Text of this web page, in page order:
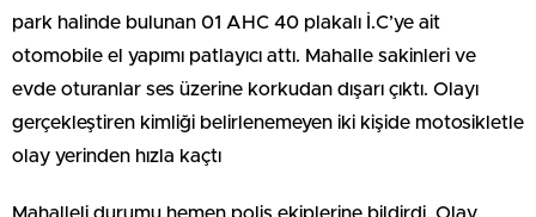
park halinde bulunan 01 AHC 40 plakalı İ.C’ye ait
otomobile el yapımı patlayıcı attı. Mahalle sakinleri ve
evde oturanlar ses üzerine korkudan dışarı çıktı. Olayı
gerçekleştiren kimliği belirlenemeyen iki kişide motosikletle
olay yerinden hızla kaçtı
Mahalleli durumu hemen polis ekiplerine bildirdi. Olay